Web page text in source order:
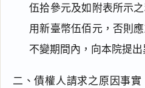
伍拾參元及如附表所示
用新臺幣伍佰元，否則
不變期間內，向本院提出
二、債權人請求之原因事